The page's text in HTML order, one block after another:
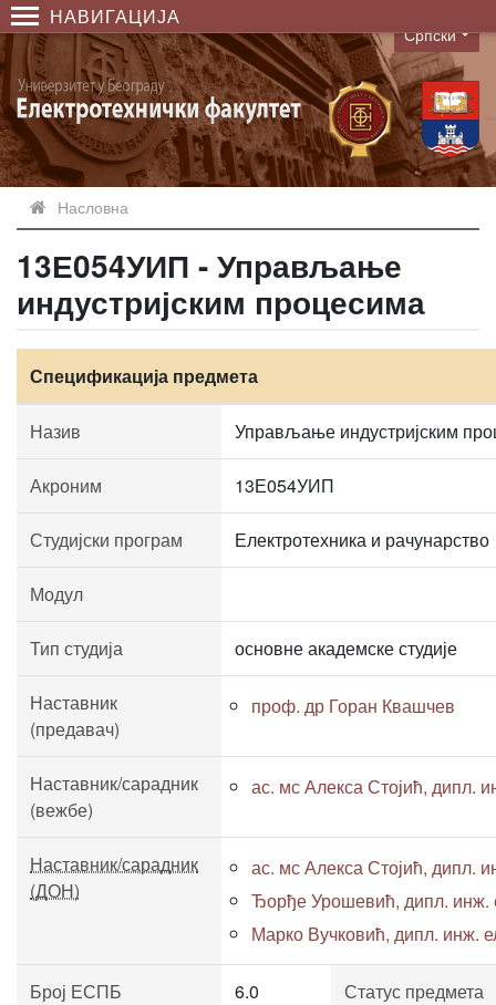
НАВИГАЦИЈА
Language
Српски
Насловна
13Е054УИП - Управљање
индустријским процесима
Спецификација предмета
Назив Управљање индустријским
Акроним 13Е054УИП
Студијски програм Електротехника и рачунарство
Модул
Тип студија основне академске студије
Наставник
(предавач)
проф. др Горан Квашчев
Наставник/сарадник
(вежбе)
ас. мс Алекса Стојић, дипл.
Наставник/сарадник
(ДОН)
ас. мс Алекса Стојић, дипл.
Ђорђе Урошевић, дипл. инж.
Марко Вучковић, дипл. инж.
Број ЕСПБ 6.0 Статус предмета